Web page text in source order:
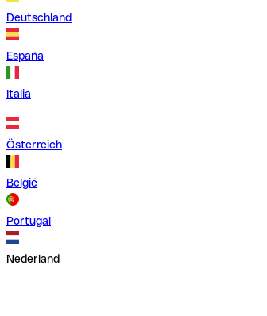
Deutschland
España
Italia
Österreich
België
Portugal
Nederland